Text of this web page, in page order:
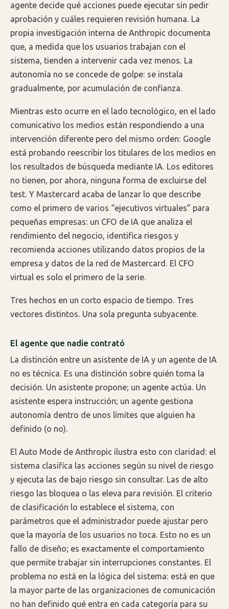
agente decide qué acciones puede ejecutar sin pedir
aprobación y cuáles requieren revisión humana. La
propia investigación interna de Anthropic documenta
que, a medida que los usuarios trabajan con el
sistema, tienden a intervenir cada vez menos. La
autonomía no se concede de golpe: se instala
gradualmente, por acumulación de confianza.
Mientras esto ocurre en el lado tecnológico, en el lado
comunicativo los medios están respondiendo a una
intervención diferente pero del mismo orden: Google
está probando reescribir los titulares de los medios en
los resultados de búsqueda mediante IA. Los editores
no tienen, por ahora, ninguna forma de excluirse del
test. Y Mastercard acaba de lanzar lo que describe
como el primero de varios “ejecutivos virtuales” para
pequeñas empresas: un CFO de IA que analiza el
rendimiento del negocio, identifica riesgos y
recomienda acciones utilizando datos propios de la
empresa y datos de la red de Mastercard. El CFO
virtual es solo el primero de la serie.
Tres hechos en un corto espacio de tiempo. Tres
vectores distintos. Una sola pregunta subyacente.
El agente que nadie contrató
La distinción entre un asistente de IA y un agente de IA
no es técnica. Es una distinción sobre quién toma la
decisión. Un asistente propone; un agente actúa. Un
asistente espera instrucción; un agente gestiona
autonomía dentro de unos límites que alguien ha
definido (o no).
El Auto Mode de Anthropic ilustra esto con claridad: el
sistema clasifica las acciones según su nivel de riesgo
y ejecuta las de bajo riesgo sin consultar. Las de alto
riesgo las bloquea o las eleva para revisión. El criterio
de clasificación lo establece el sistema, con
parámetros que el administrador puede ajustar pero
que la mayoría de los usuarios no toca. Esto no es un
fallo de diseño; es exactamente el comportamiento
que permite trabajar sin interrupciones constantes. El
problema no está en la lógica del sistema: está en que
la mayor parte de las organizaciones de comunicación
no han definido qué entra en cada categoría para su